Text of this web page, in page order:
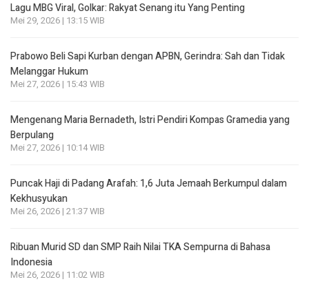
Lagu MBG Viral, Golkar: Rakyat Senang itu Yang Penting
Mei 29, 2026 | 13:15 WIB
Prabowo Beli Sapi Kurban dengan APBN, Gerindra: Sah dan Tidak
Melanggar Hukum
Mei 27, 2026 | 15:43 WIB
Mengenang Maria Bernadeth, Istri Pendiri Kompas Gramedia yang
Berpulang
Mei 27, 2026 | 10:14 WIB
Puncak Haji di Padang Arafah: 1,6 Juta Jemaah Berkumpul dalam
Kekhusyukan
Mei 26, 2026 | 21:37 WIB
Ribuan Murid SD dan SMP Raih Nilai TKA Sempurna di Bahasa
Indonesia
Mei 26, 2026 | 11:02 WIB